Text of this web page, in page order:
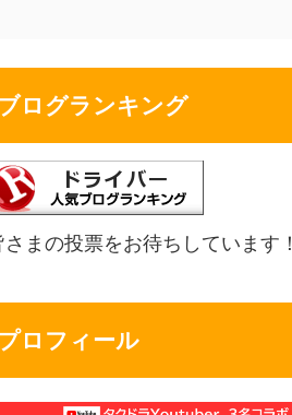
ブログランキング
さまの投票をお待ちしています！
ロフィール